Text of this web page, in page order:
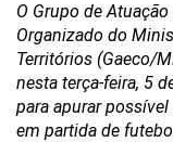
O Grupo de
Organizado do
Territórios (Gaeco/
nesta terça-feira, 5
para apurar
em partida de